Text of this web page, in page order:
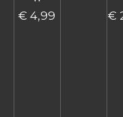
€ 4,99 €